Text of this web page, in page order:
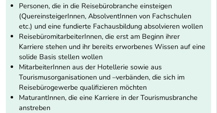
Personen, die in die Reisebürobranche einsteigen
(QuereinsteigerInnen, AbsolventInnen von Fachschulen
etc.) und eine fundierte Fachausbildung absolvieren wollen
ReisebüromitarbeiterInnen, die erst am Beginn ihrer
Karriere stehen und ihr bereits erworbenes Wissen auf eine
solide Basis stellen wollen
MitarbeiterInnen aus der Hotellerie sowie aus
Tourismusorganisationen und –verbänden, die sich im
Reisebürogewerbe qualifizieren möchten
MaturantInnen, die eine Karriere in der Tourismusbranche
anstreben